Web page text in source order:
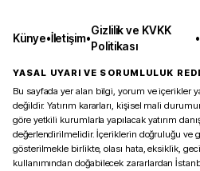
Künye•İletişim•
Gizlilik ve KVKK
Politikası
•
YASAL UYARI VE SORUMLULUK
Bu sayfada yer alan bilgi, yorum ve içerikler
değildir. Yatırım kararları, kişisel mali
göre yetkili kurumlarla yapılacak yatırım
değerlendirilmelidir. İçeriklerin doğruluğu ve
gösterilmekle birlikte, olası hata, eksiklik,
kullanımından doğabilecek zararlardan